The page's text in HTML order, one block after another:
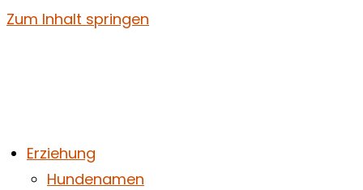
Zum Inhalt springen
Erziehung
Hundenamen